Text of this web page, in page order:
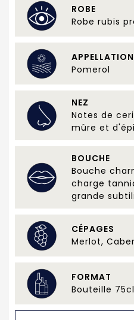
ROBE
Robe rubis
APPELLATION
Pomerol
NEZ
Notes de
mûre et
BOUCHE
Bouche
charge
grande
CÉPAGES
Merlot,
FORMAT
Bouteille 75cl